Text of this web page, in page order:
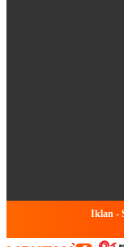
Iklan -